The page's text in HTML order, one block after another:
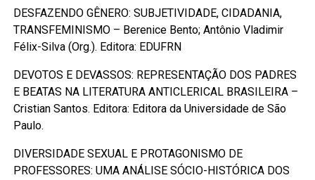
DESFAZENDO GÊNERO: SUBJETIVIDADE, CIDADANIA,
TRANSFEMINISMO – Berenice Bento; Antônio Vladimir
Félix-Silva (Org.). Editora: EDUFRN
DEVOTOS E DEVASSOS: REPRESENTAÇÃO DOS PADRES
E BEATAS NA LITERATURA ANTICLERICAL BRASILEIRA –
Cristian Santos. Editora: Editora da Universidade de São
Paulo.
DIVERSIDADE SEXUAL E PROTAGONISMO DE
PROFESSORES: UMA ANÁLISE SÓCIO-HISTÓRICA DOS